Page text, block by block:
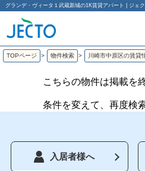
グランデ・ヴィータ１武蔵新城の1K賃貸アパート | ジェ
TOPページ > 物件検索 > 川崎市中原区の賃貸
こちらの物件は掲載を
条件を変えて、再度検
入居者様へ